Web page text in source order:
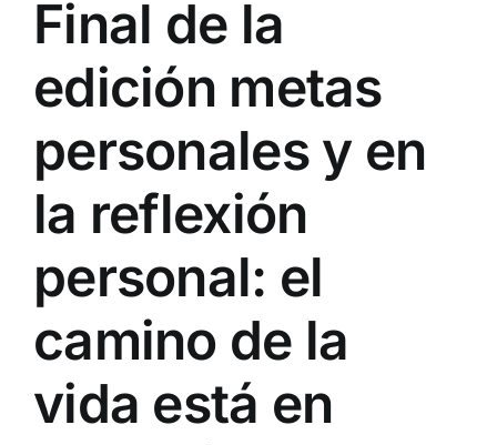
Final de la
edición metas
personales y en
la reflexión
personal: el
camino de la
vida está en